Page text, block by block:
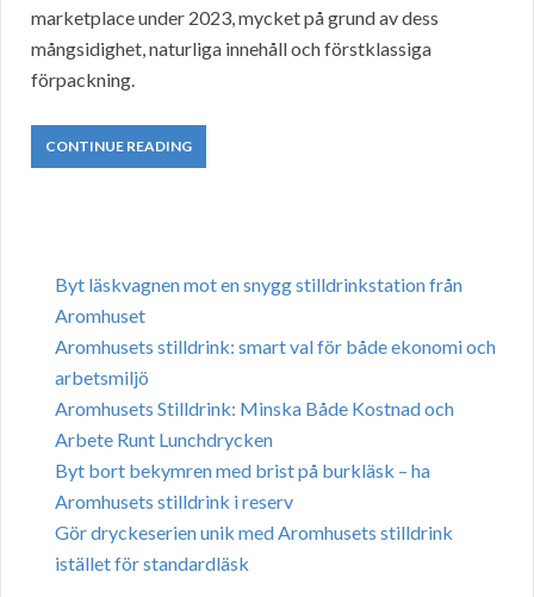
marketplace under 2023, mycket på grund av dess
mångsidighet, naturliga innehåll och förstklassiga
förpackning.
CONTINUE READING
Byt läskvagnen mot en snygg stilldrinkstation från
Aromhuset
Aromhusets stilldrink: smart val för både ekonomi och
arbetsmiljö
Aromhusets Stilldrink: Minska Både Kostnad och
Arbete Runt Lunchdrycken
Byt bort bekymren med brist på burkläsk – ha
Aromhusets stilldrink i reserv
Gör dryckeserien unik med Aromhusets stilldrink
istället för standardläsk